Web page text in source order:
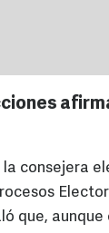
la consejera
que, aunque